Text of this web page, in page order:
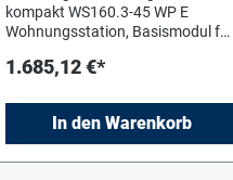
Wohnungsstation,Basism
odul f.Kombi.m.DLE
kompakt WS160.3-45 WP E
Wohnungsstation, Basismodul für
nachgeschaltetem elektrischen
C. Basismodul mit elektronisch
geregelter Warmwasserbereitung
im Durchlaufprinzip. In
1.685,12 €*
In den Warenkorb